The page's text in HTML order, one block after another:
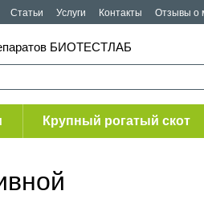
Статьи Услуги Контакты Отзывы о
БИОТЕСТЛАБ
Крупный рогатый скот